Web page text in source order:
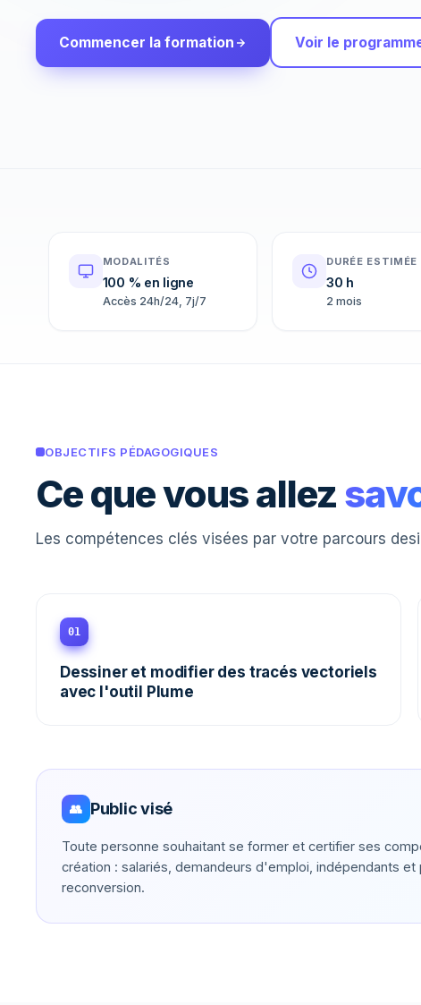
Commencer la formation Voir le
MODALITÉS
100 % en ligne
Accès 24h/24, 7j/7
DURÉE ESTIMÉE
30 h
2 mois
OBJECTIFS PÉDAGOGIQUES
Ce que vous allez
Les compétences clés visées par votre parcours
01
Dessiner et modifier des tracés vectoriels
avec l'outil Plume
👥 Public visé
Toute personne souhaitant se former et certifier ses
création : salariés, demandeurs d'emploi, indépendants et
reconversion.